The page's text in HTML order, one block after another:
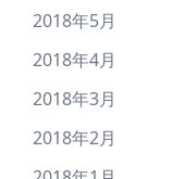
2018年5月
2018年4月
2018年3月
2018年2月